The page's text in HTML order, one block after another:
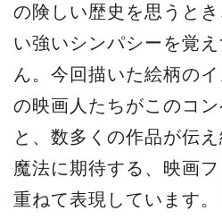
の険しい歴史を思うと
い強いシンパシーを覚
ん。今回描いた絵柄の
の映画⼈たちがこのコ
と、数多くの作品が伝
魔法に期待する、映画
重ねて表現しています